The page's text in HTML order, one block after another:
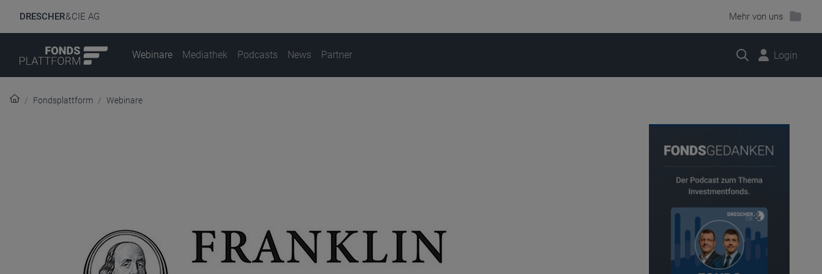
DRESCHER& CIE AG Mehr von uns
Suche Login
Webinare Mediathek Podcasts News Partner
Fondsplattform Webinare